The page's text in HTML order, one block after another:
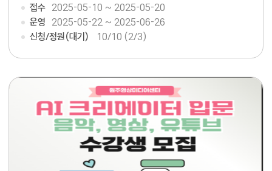
접수 2025-05-10 ~ 2025-05-20
운영 2025-05-22 ~ 2025-06-26
신청/정원(대기)
10/10 (2/3)